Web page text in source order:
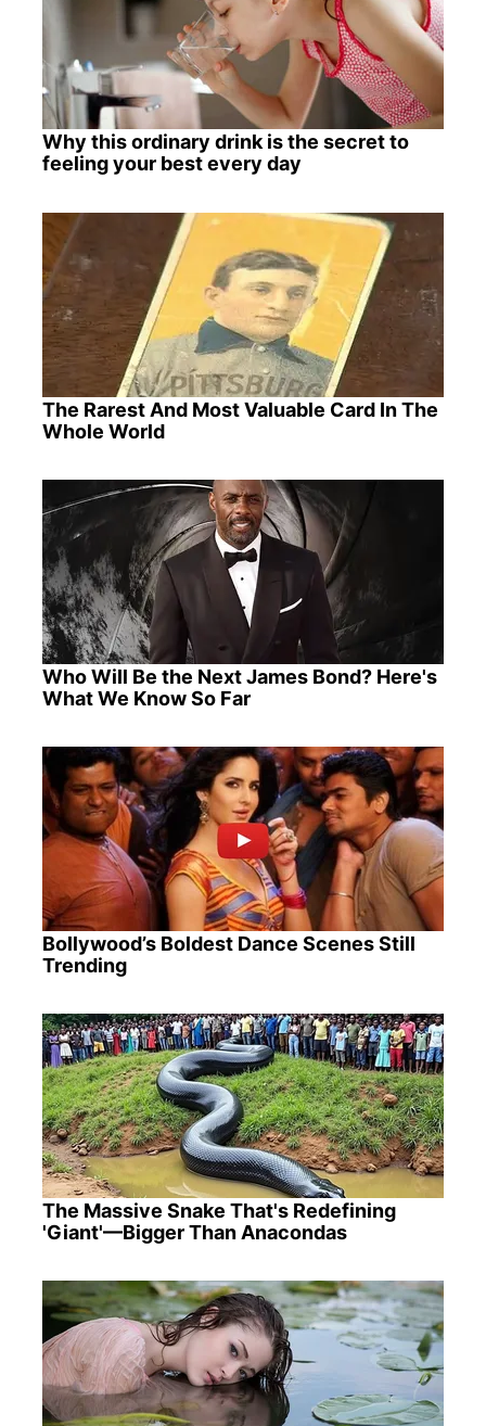
Why this ordinary drink is the secret to
feeling your best every day
The Rarest And Most Valuable Card In The
Whole World
Who Will Be the Next James Bond? Here's
What We Know So Far
Bollywood’s Boldest Dance Scenes Still
Trending
The Massive Snake That's Redefining
'Giant'—Bigger Than Anacondas